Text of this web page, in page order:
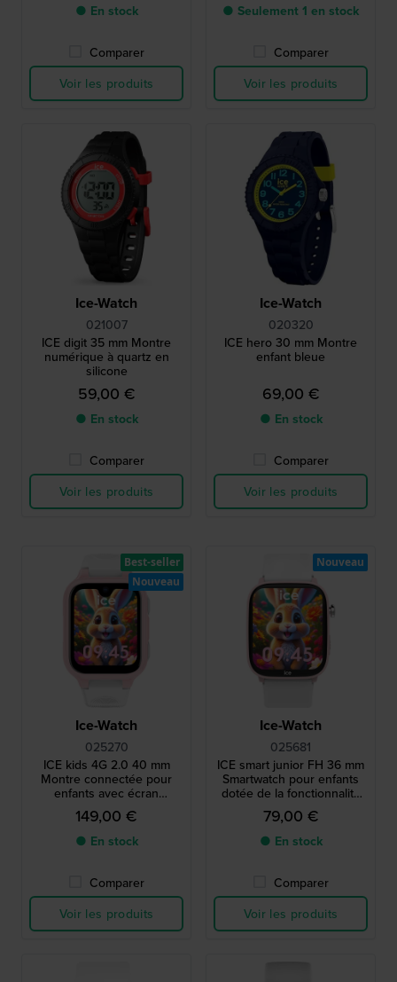
● En stock
Comparer
Voir les produits
● Seulement 1 en stock
Comparer
Voir les produits
Ice-Watch
021007
ICE digit 35 mm Montre
numérique à quartz en
silicone
59,00 €
● En stock
Comparer
Voir les produits
Ice-Watch
020320
ICE hero 30 mm Montre
enfant bleue
69,00 €
● En stock
Comparer
Voir les produits
Ice-Watch
025270
ICE kids 4G 2.0 40 mm
Montre connectée pour
enfants avec écran
AMOLED
149,00 €
● En stock
Comparer
Voir les produits
Best-seller
Nouveau
Ice-Watch
025681
ICE smart junior FH 36 mm
Smartwatch pour enfants
dotée de la fonctionnalité
de géolocalisation Android
Find Hub
79,00 €
● En stock
Comparer
Voir les produits
Nouveau